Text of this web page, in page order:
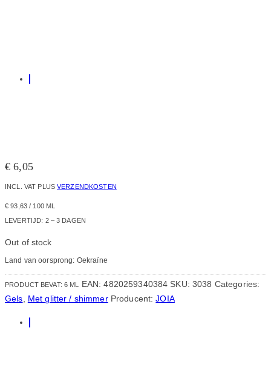
€ 6,05
INCL. VAT PLUSVERZENDKOSTEN
€ 93,63/ 100 ML
LEVERTIJD: 2 – 3 DAGEN
Out of stock
Land van oorsprong: Oekraïne
PRODUCT BEVAT: 6 ML EAN:4820259340384 SKU:3038 Categories:
Gels
Met glitter / shimmer Producent:JOIA